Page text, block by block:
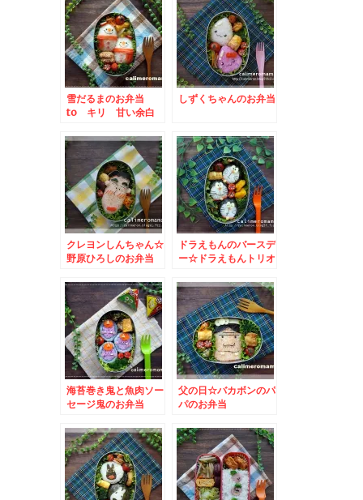
雪だるまのお弁当
to キリ 甘い余白
しずくちゃんのお弁当
クレヨンしんちゃん☆
野原ひろしのお弁当
ドラえもんのバースデ
ー☆ドラえもんトリオ
海苔巻き鬼と魚肉ソー
セージ鬼のお弁当
父の日☆バカボンのパ
パのお弁当